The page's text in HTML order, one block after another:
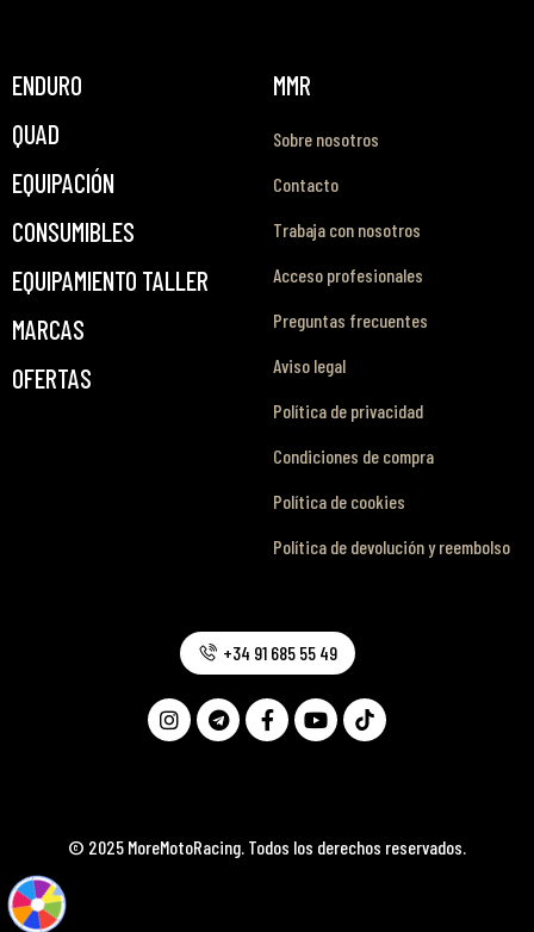
ENDURO
QUAD
EQUIPACIÓN
CONSUMIBLES
EQUIPAMIENTO TALLER
MARCAS
OFERTAS
MMR
Sobre nosotros
Contacto
Trabaja con nosotros
Acceso profesionales
Preguntas frecuentes
Aviso legal
Política de privacidad
Condiciones de compra
Política de cookies
Política de devolución y reembolso
© 2025 MoreMotoRacing. Todos los derechos reservados.
+34 91 685 55 49